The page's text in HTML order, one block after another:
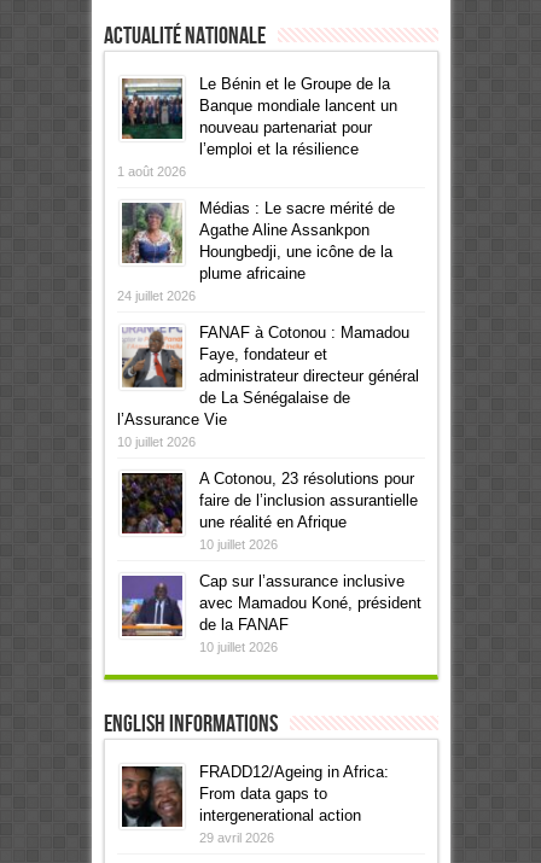
Actualité Nationale
Le Bénin et le Groupe de la
Banque mondiale lancent un
nouveau partenariat pour
l’emploi et la résilience
1 août 2026
Médias : Le sacre mérité de
Agathe Aline Assankpon
Houngbedji, une icône de la
plume africaine
24 juillet 2026
FANAF à Cotonou : Mamadou
Faye, fondateur et
administrateur directeur général
de La Sénégalaise de
l’Assurance Vie
10 juillet 2026
A Cotonou, 23 résolutions pour
faire de l’inclusion assurantielle
une réalité en Afrique
10 juillet 2026
Cap sur l’assurance inclusive
avec Mamadou Koné, président
de la FANAF
10 juillet 2026
English informations
FRADD12/Ageing in Africa:
From data gaps to
intergenerational action
29 avril 2026